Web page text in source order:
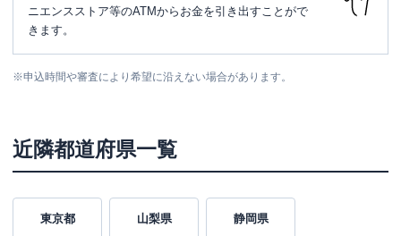
ニエンスストア等のATMからお金を引き出すことがで
きます。
※申込時間や審査により希望に沿えない場合があります。
近隣都道府県一覧
東京都 山梨県 静岡県